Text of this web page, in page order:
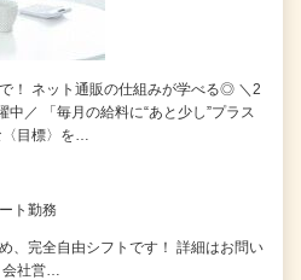
！ ネット通販の仕組みが学べる◎ ＼2
中／ 「毎月の給料に“あと少し”プラス
目標〉を…
ト勤務
、完全自由シフトです！ 詳細はお問い
会社営…